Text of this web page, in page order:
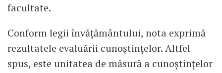
facultate.
Conform legii învățământului, nota exprimă
rezultatele evaluării cunoștințelor. Altfel
spus, este unitatea de măsură a cunoștințelor